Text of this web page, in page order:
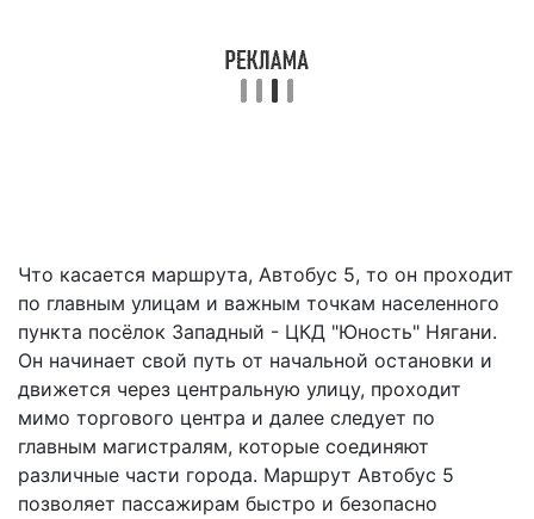
Что касается маршрута, Автобус 5, то он проходит
по главным улицам и важным точкам населенного
пункта посёлок Западный - ЦКД "Юность" Нягани.
Он начинает свой путь от начальной остановки и
движется через центральную улицу, проходит
мимо торгового центра и далее следует по
главным магистралям, которые соединяют
различные части города. Маршрут Автобус 5
позволяет пассажирам быстро и безопасно